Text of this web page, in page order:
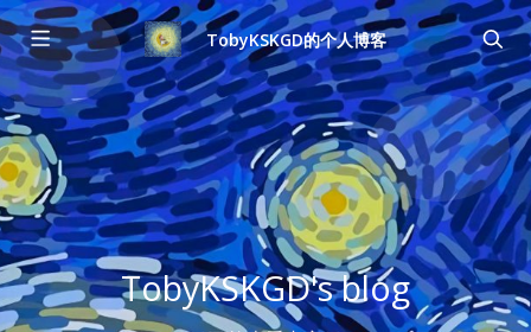
TobyKSKGD的个人博客
TobyKSKGD's blog